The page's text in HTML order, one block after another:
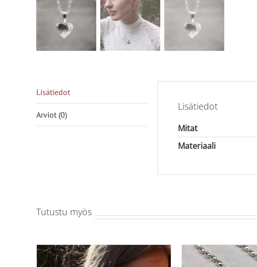
Lisätiedot
Arviot (0)
Lisätiedot
Mitat
Materiaali
Tutustu myös